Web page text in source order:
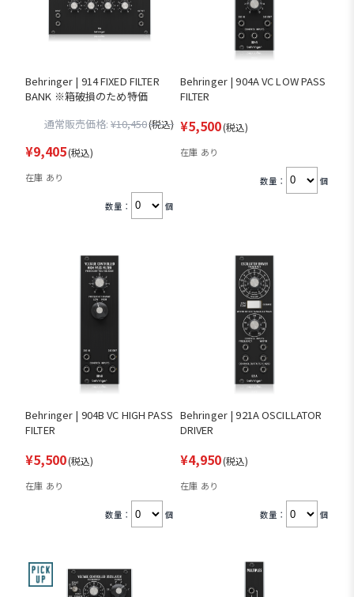
Behringer | 914 FIXED FILTER
BANK ※箱破損のため特価
通常販売価格: ¥10,450(税込)
¥9,405(税込)
在庫 あり
数量： 個
Behringer | 904A VC LOW PASS
FILTER
¥5,500(税込)
在庫 あり
数量： 個
Behringer | 904B VC HIGH PASS
FILTER
¥5,500(税込)
在庫 あり
数量： 個
Behringer | 921A OSCILLATOR
DRIVER
¥4,950(税込)
在庫 あり
数量： 個